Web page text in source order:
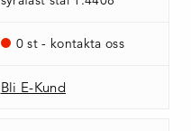
0 st - kontakta oss
Bli E-Kund